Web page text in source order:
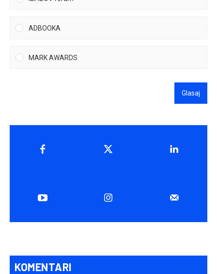
ADBOOKA
MARK AWARDS
Glasaj
KOMENTARI